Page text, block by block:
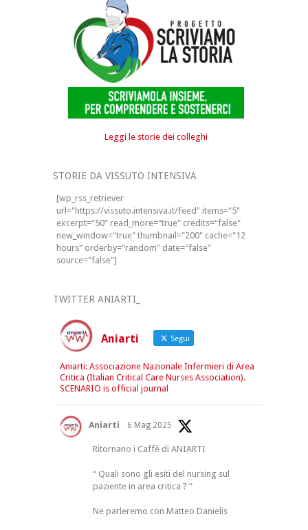
Leggi le storie dei colleghi
STORIE DA VISSUTO INTENSIVA
[wp_rss_retriever
url="https://vissuto.intensiva.it/feed" items="5"
excerpt="50" read_more="true" credits="false"
new_window="true" thumbnail="200" cache="12
hours" orderby="random" date="false"
source="false"]
TWITTER ANIARTI_
Aniarti Segui
Aniarti: Associazione Nazionale Infermieri di Area
Critica (Italian Critical Care Nurses Association).
SCENARIO is official journal
Aniarti 6 Mag 2025
Ritornano i Caffè di ANIARTI
“ Quali sono gli esiti del nursing sul
paziente in area critica ? “
Ne parleremo con Matteo Danielis